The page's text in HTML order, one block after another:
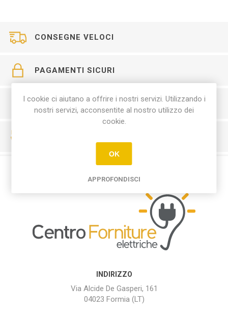
CONSEGNE VELOCI
PAGAMENTI SICURI
SERVIZIO CLIENTI
INDIRIZZO
Via Alcide De Gasperi, 161
04023 Formia (LT)
I cookie ci aiutano a offrire i nostri servizi. Utilizzando i
nostri servizi, acconsentite al nostro utilizzo dei
cookie.
OK
APPROFONDISCI